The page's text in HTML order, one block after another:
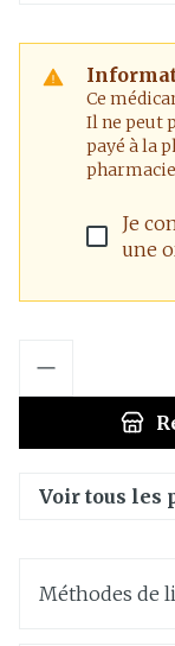
Ce
Il ne peut
payé à la
Je
une
Voir tous les
Méthodes de